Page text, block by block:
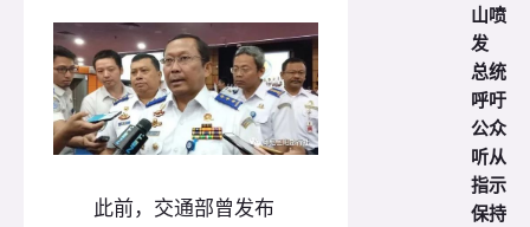
此前，交通部曾发布
山喷
发
总统
呼吁
公众
听从
指示
保持